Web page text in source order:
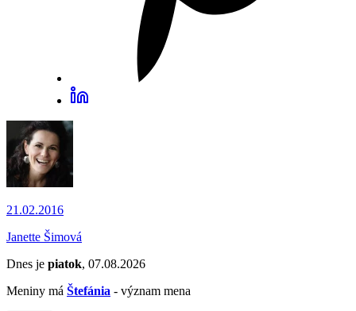
21.02.2016
Janette Šimová
Dnes je piatok, 07.08.2026
Meniny má Štefánia - význam mena